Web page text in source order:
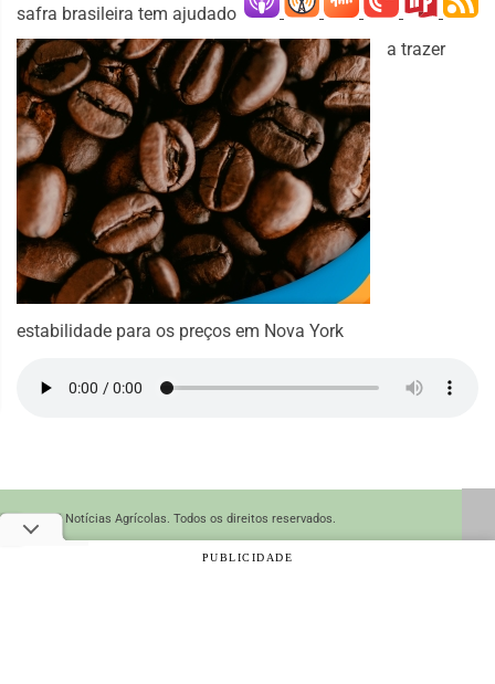
safra brasileira tem ajudado
a trazer
estabilidade para os preços em Nova York
© 2026 Notícias Agrícolas. Todos os direitos reservados.
PUBLICIDADE